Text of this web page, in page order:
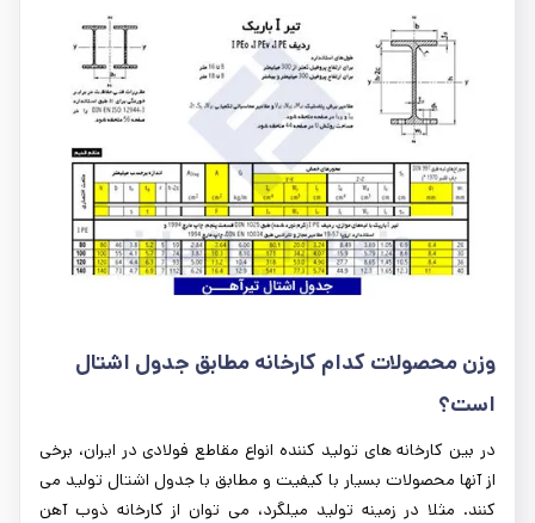
وزن محصولات کدام کارخانه مطابق جدول اشتال
است؟
در بین کارخانه های تولید کننده انواع مقاطع فولادی در ایران، برخی
از آنها محصولات بسیار با کیفیت و مطابق با جدول اشتال تولید می
کنند. مثلا در زمینه تولید میلگرد، می توان از کارخانه ذوب آهن